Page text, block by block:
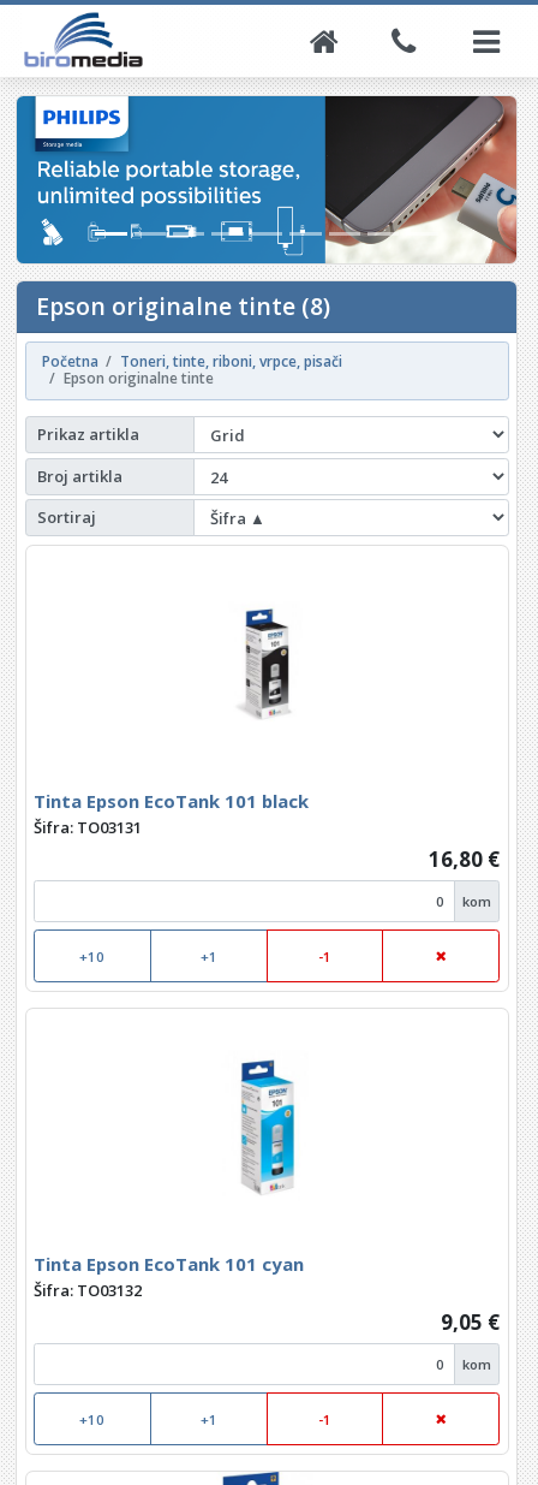
Epson originalne tinte (8)
Početna
Toneri, tinte, riboni, vrpce, pisači
Epson originalne tinte
Prikaz artikla
Broj artikla
Sortiraj
Tinta Epson EcoTank 101 black
Šifra: TO03131
16,80 €
kom
+10 +1 -1
Tinta Epson EcoTank 101 cyan
Šifra: TO03132
9,05 €
kom
+10 +1 -1